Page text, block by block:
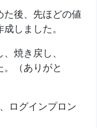
後、先ほどの値
しました。
焼き戻し、
（ありがと
ログインプロン